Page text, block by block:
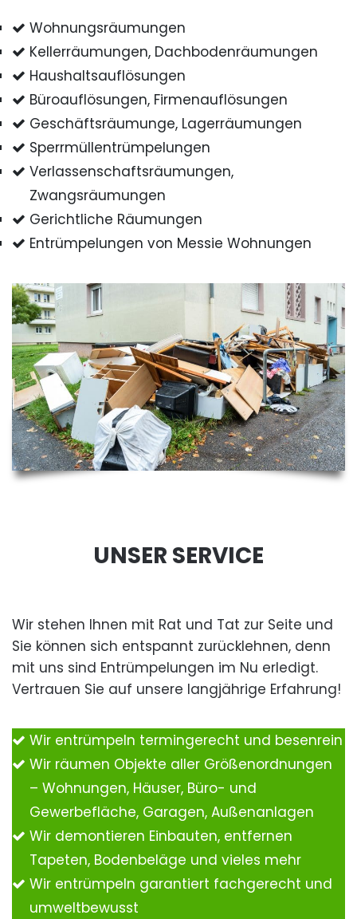
Wohnungsräumungen
Kellerräumungen, Dachbodenräumungen
Haushaltsauflösungen
Büroauflösungen, Firmenauflösungen
Geschäftsräumunge, Lagerräumungen
Sperrmüllentrümpelungen
Verlassenschaftsräumungen,
Zwangsräumungen
Gerichtliche Räumungen
Entrümpelungen von Messie Wohnungen
UNSER SERVICE
Wir stehen Ihnen mit Rat und Tat zur Seite und
Sie können sich entspannt zurücklehnen, denn
mit uns sind Entrümpelungen im Nu erledigt.
Vertrauen Sie auf unsere langjährige Erfahrung!
Wir entrümpeln termingerecht und besenrein
Wir räumen Objekte aller Größenordnungen
– Wohnungen, Häuser, Büro- und
Gewerbefläche, Garagen, Außenanlagen
Wir demontieren Einbauten, entfernen
Tapeten, Bodenbeläge und vieles mehr
Wir entrümpeln garantiert fachgerecht und
umweltbewusst